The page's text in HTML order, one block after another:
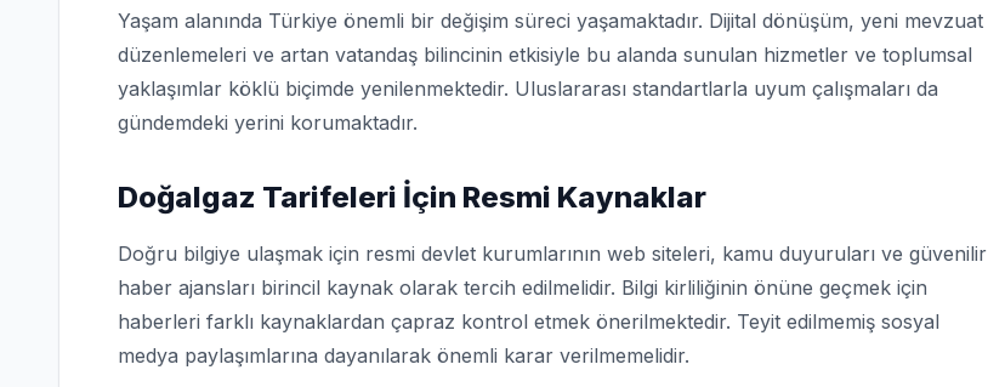
Yaşam alanında Türkiye önemli bir değişim süreci yaşamaktadır. Dijital dönüşüm, yeni mevzuat
düzenlemeleri ve artan vatandaş bilincinin etkisiyle bu alanda sunulan hizmetler ve toplumsal
yaklaşımlar köklü biçimde yenilenmektedir. Uluslararası standartlarla uyum çalışmaları da
gündemdeki yerini korumaktadır.
Doğalgaz Tarifeleri İçin Resmi Kaynaklar
Doğru bilgiye ulaşmak için resmi devlet kurumlarının web siteleri, kamu duyuruları ve güvenilir
haber ajansları birincil kaynak olarak tercih edilmelidir. Bilgi kirliliğinin önüne geçmek için
haberleri farklı kaynaklardan çapraz kontrol etmek önerilmektedir. Teyit edilmemiş sosyal
medya paylaşımlarına dayanılarak önemli karar verilmemelidir.